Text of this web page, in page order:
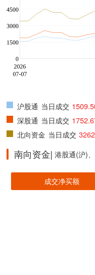
沪股通 当日成交
深股通 当日成交
北向资金 当日成交
南向资金| 港股通(沪)
成交净买额